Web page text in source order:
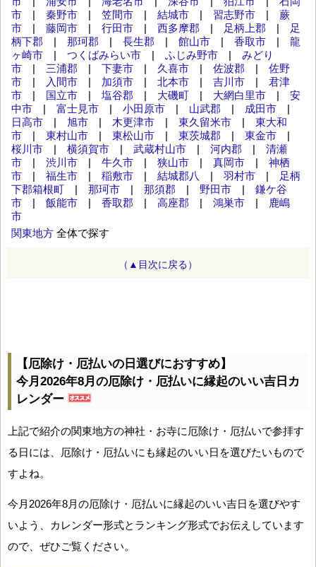
市 | 秦野市 | 笠間市 | 結城市 | 習志野市 | 蕨
市 | 藤岡市 | 行田市 | 西多摩郡 | 足柄上郡 |
足
柄下郡 | 那珂郡 | 長生郡 | 館山市 | 香取市 | 龍
ヶ崎市 | つくばみらい市 | ふじみ野市 | みどり
市 | 三浦郡 | 下妻市 | 久喜市 | 佐波郡 | 佐野
市 | 入間市 | 加須市 | 北本市 | 吉川市 | 君津
市 | 国立市 | 塩谷郡 | 大磯町 | 大網白里市 | 安
中市 | 富士見市 | 小田原市 | 山武郡 | 成田市 |
日高市 | 旭市 | 木更津市 | 東久留米市 | 東大和
市 | 東村山市 | 東松山市 | 東茨城郡 | 東金市 |
桜川市 | 横須賀市 | 武蔵村山市 | 河内郡 | 清瀬
市 | 渋川市 | 牛久市 | 狭山市 | 真岡市 | 神栖
市 | 福生市 | 稲敷市 | 結城郡八 | 羽村市 |
足柄
下郡箱根町 | 那珂市 | 那須郡 | 野田市 | 鎌ケ谷
市 | 飯能市 | 香取郡 | 高座郡 | 鴻巣市 |
鹿嶋
市
関東地方 全体で探す
（▲目次に戻る）
【厄除け・厄払いの日選びにおすすめ】
今月2026年8月の厄除け・厄払いに縁起のいい吉日カ
レンダー
上記で紹介の関東地方の神社・お寺に厄除け・厄払いで参拝す
る日には、厄除け・厄払いにも縁起のいい日を選びたいもので
すよね。
今月2026年8月の厄除け・厄払いに縁起のいい吉日を選びやす
いよう、カレンダー形式とランキング形式でお伝えしています
ので、ぜひご覧ください。